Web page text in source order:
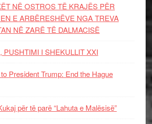
NË OSTROS TË KRAJËS PËR
E ARBËRESHËVE NGA TREVA
NË ZARË TË DALMACISË
PUSHTIMI I SHEKULLIT XXI
to President Trump: End the Hague
për të parë “Lahuta e Malësisë”